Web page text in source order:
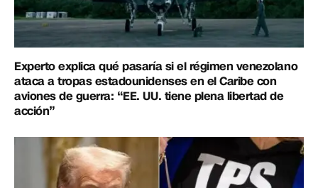
Experto explica qué pasaría si el régimen venezolano
ataca a tropas estadounidenses en el Caribe con
aviones de guerra: “EE. UU. tiene plena libertad de
acción”